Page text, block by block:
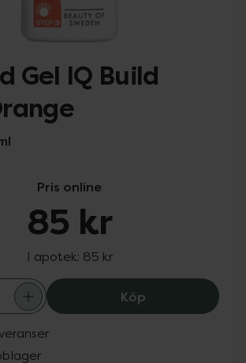
Gel IQ Build
Pris online
85 kr
I apotek: 85 kr
KöpDepend Gel IQ